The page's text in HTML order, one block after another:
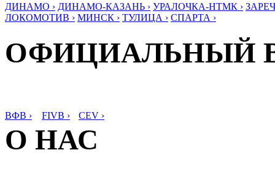
ДИНАМО › ДИНАМО-КАЗАНЬ › УРАЛОЧКА-НТМК ›
ЛОКОМОТИВ › МИНСК › ТУЛИЦА › СПАРТА ›
ОФИЦИАЛЬНЫЙ
ВФВ › FIVB › CEV ›
О НАС